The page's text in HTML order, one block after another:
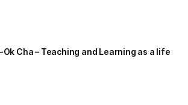
Cha – Teaching and Learning as a life